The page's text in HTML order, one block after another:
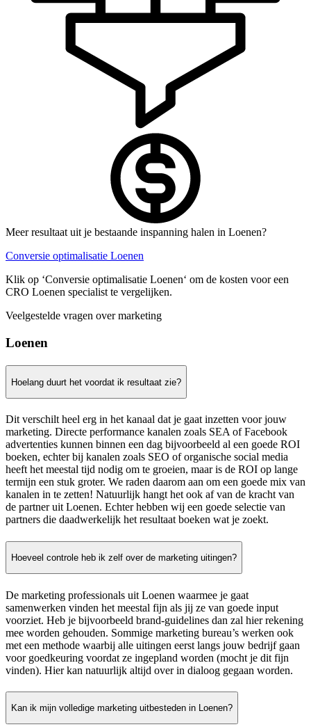
Meer resultaat uit je bestaande inspanning halen in Loenen?
Conversie optimalisatie Loenen
Klik op ‘Conversie optimalisatie Loenen‘ om de kosten voor een
CRO Loenen specialist te vergelijken.
Veelgestelde vragen over marketing
Loenen
Hoelang duurt het voordat ik resultaat zie?
Dit verschilt heel erg in het kanaal dat je gaat inzetten voor jouw
marketing. Directe performance kanalen zoals SEA of Facebook
advertenties kunnen binnen een dag bijvoorbeeld al een goede ROI
boeken, echter bij kanalen zoals SEO of organische social media
heeft het meestal tijd nodig om te groeien, maar is de ROI op lange
termijn een stuk groter. We raden daarom aan om een goede mix van
kanalen in te zetten! Natuurlijk hangt het ook af van de kracht van
de partner uit Loenen. Echter hebben wij een goede selectie van
partners die daadwerkelijk het resultaat boeken wat je zoekt.
Hoeveel controle heb ik zelf over de marketing uitingen?
De marketing professionals uit Loenen waarmee je gaat
samenwerken vinden het meestal fijn als jij ze van goede input
voorziet. Heb je bijvoorbeeld brand-guidelines dan zal hier rekening
mee worden gehouden. Sommige marketing bureau’s werken ook
met een methode waarbij alle uitingen eerst langs jouw bedrijf gaan
voor goedkeuring voordat ze ingepland worden (mocht je dit fijn
vinden). Hier kan natuurlijk altijd over in dialoog gegaan worden.
Kan ik mijn volledige marketing uitbesteden in Loenen?